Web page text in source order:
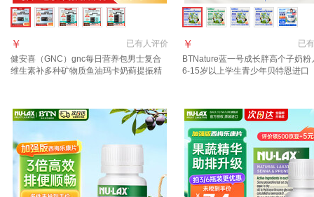
已有人评价
￥
健安喜（GNC）gnc每日营养包男士复合
维生素补多种矿物质鱼油玛卡奶蓟提振精
已有
￥
BTNature蓝一号成长胖高个子奶粉
6-15岁以上学生青少年贝特恩进口